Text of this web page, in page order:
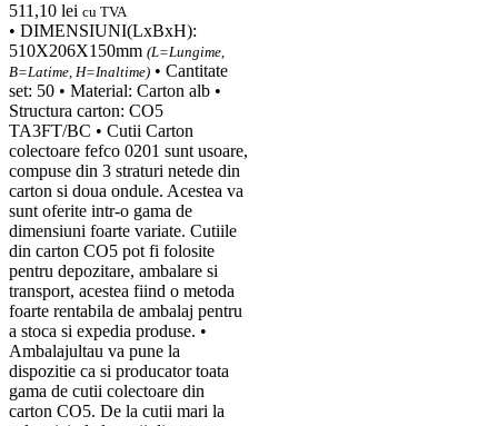
511,10 lei cu TVA
• DIMENSIUNI(LxBxH):
510X206X150mm (L=Lungime,
B=Latime, H=Inaltime) • Cantitate
set: 50 • Material: Carton alb •
Structura carton: CO5
TA3FT/BC • Cutii Carton
colectoare fefco 0201 sunt usoare,
compuse din 3 straturi netede din
carton si doua ondule. Acestea va
sunt oferite intr-o gama de
dimensiuni foarte variate. Cutiile
din carton CO5 pot fi folosite
pentru depozitare, ambalare si
transport, acestea fiind o metoda
foarte rentabila de ambalaj pentru
a stoca si expedia produse. •
Ambalajultau va pune la
dispozitie ca si producator toata
gama de cutii colectoare din
carton CO5. De la cutii mari la